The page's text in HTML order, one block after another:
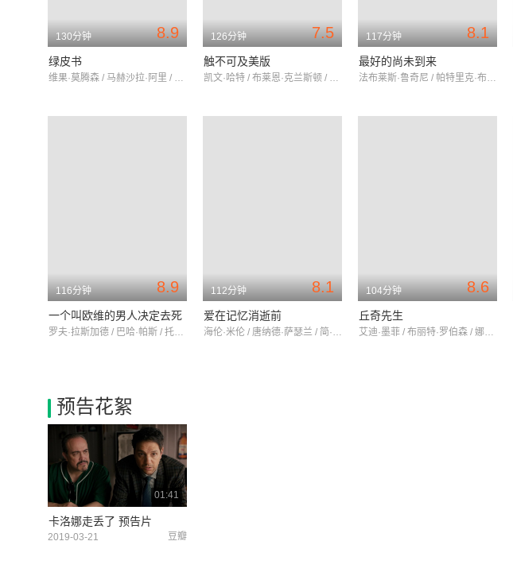
8.9
130分钟
绿皮书
维果·莫腾森 / 马赫沙拉·阿里 / 琳达·卡德里尼
7.5
126分钟
触不可及美版
凯文·哈特 / 布莱恩·克兰斯顿 / 妮可·基德曼
8.1
117分钟
最好的尚未到来
法布莱斯·鲁奇尼 / 帕特里克·布鲁尔 / 季奈布·特里基
8.9
116分钟
一个叫欧维的男人决定去死
罗夫·拉斯加德 / 巴哈·帕斯 / 托比亚斯·阿姆博瑞
8.1
112分钟
爱在记忆消逝前
海伦·米伦 / 唐纳德·萨瑟兰 / 简·默勒尼
8.6
104分钟
丘奇先生
艾迪·墨菲 / 布丽特·罗伯森 / 娜塔莎·麦克艾霍恩
预告花絮
01:41
卡洛娜走丢了 预告片
2019-03-21 豆瓣